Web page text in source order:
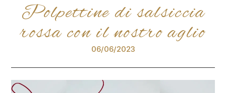
Polpettine di salsiccia
rossa con il nostro aglio
06/06/2023